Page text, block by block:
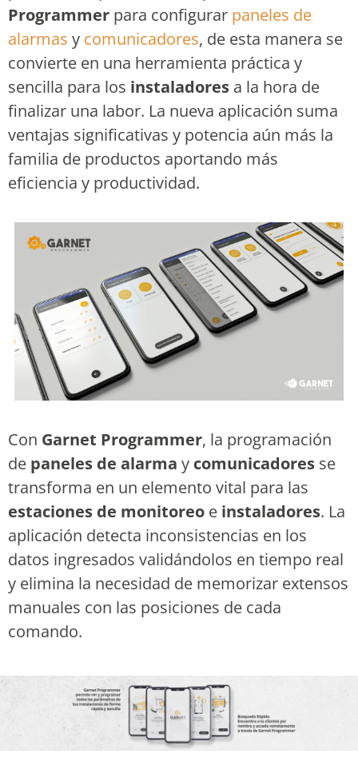
Programmer para configurar paneles de
alarmas y comunicadores, de esta manera se
convierte en una herramienta práctica y
sencilla para los instaladores a la hora de
finalizar una labor. La nueva aplicación suma
ventajas significativas y potencia aún más la
familia de productos aportando más
eficiencia y productividad.
Con Garnet Programmer, la programación
de paneles de alarma y comunicadores se
transforma en un elemento vital para las
estaciones de monitoreo e instaladores. La
aplicación detecta inconsistencias en los
datos ingresados validándolos en tiempo real
y elimina la necesidad de memorizar extensos
manuales con las posiciones de cada
comando.